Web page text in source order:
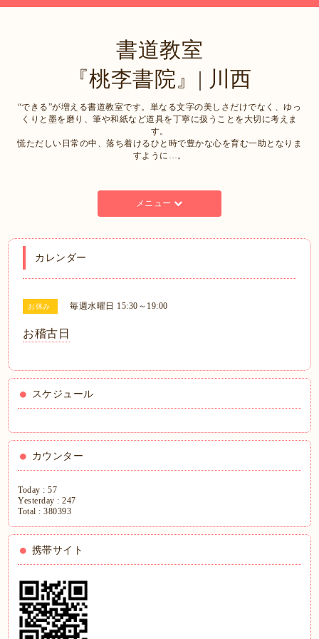
書道教室
『桃李書院』| 川西
“できる”が増える書道教室です。単なる文字の美しさだけでなく、ゆっ
くりと墨を磨り、筆や和紙など道具を丁寧に扱うことを大切に考えま
す。
慌ただしい日常の中、落ち着けるひと時で豊かな心を育む一助となりま
すように…。
メニュー
カレンダー
お休み 毎週水曜日 15:30～19:00
お稽古日
スケジュール
カウンター
Today :57
Yesterday :247
Total :380393
携帯サイト